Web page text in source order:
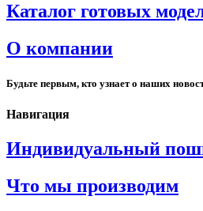
Каталог готовых
О компании
Будьте первым, кто узнает о наших
Навигация
Индивидуальный
Что мы производим